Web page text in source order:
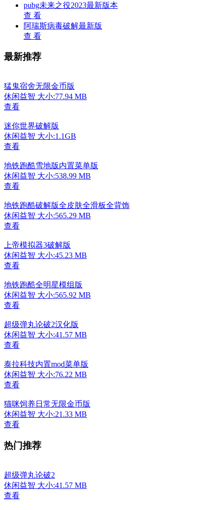
pubg未来之役2023最新版本
查 看
阿瑞斯病毒破解最新版
查 看
最新推荐
猛鬼宿舍无限金币版
休闲益智 大小:77.94 MB
查看
迷你世界破解版
休闲益智 大小:1.1GB
查看
地铁跑酷雪地版内置菜单版
休闲益智 大小:538.99 MB
查看
地铁跑酷破解版全皮肤全滑板全背饰
休闲益智 大小:565.29 MB
查看
上帝模拟器3破解版
休闲益智 大小:45.23 MB
查看
地铁跑酷全明星模组版
休闲益智 大小:565.92 MB
查看
超级弹丸论破2汉化版
休闲益智 大小:41.57 MB
查看
泰拉科技内置mod菜单版
休闲益智 大小:76.22 MB
查看
猫咪饲养日常无限金币版
休闲益智 大小:21.33 MB
查看
热门推荐
超级弹丸论破2
休闲益智 大小:41.57 MB
查看